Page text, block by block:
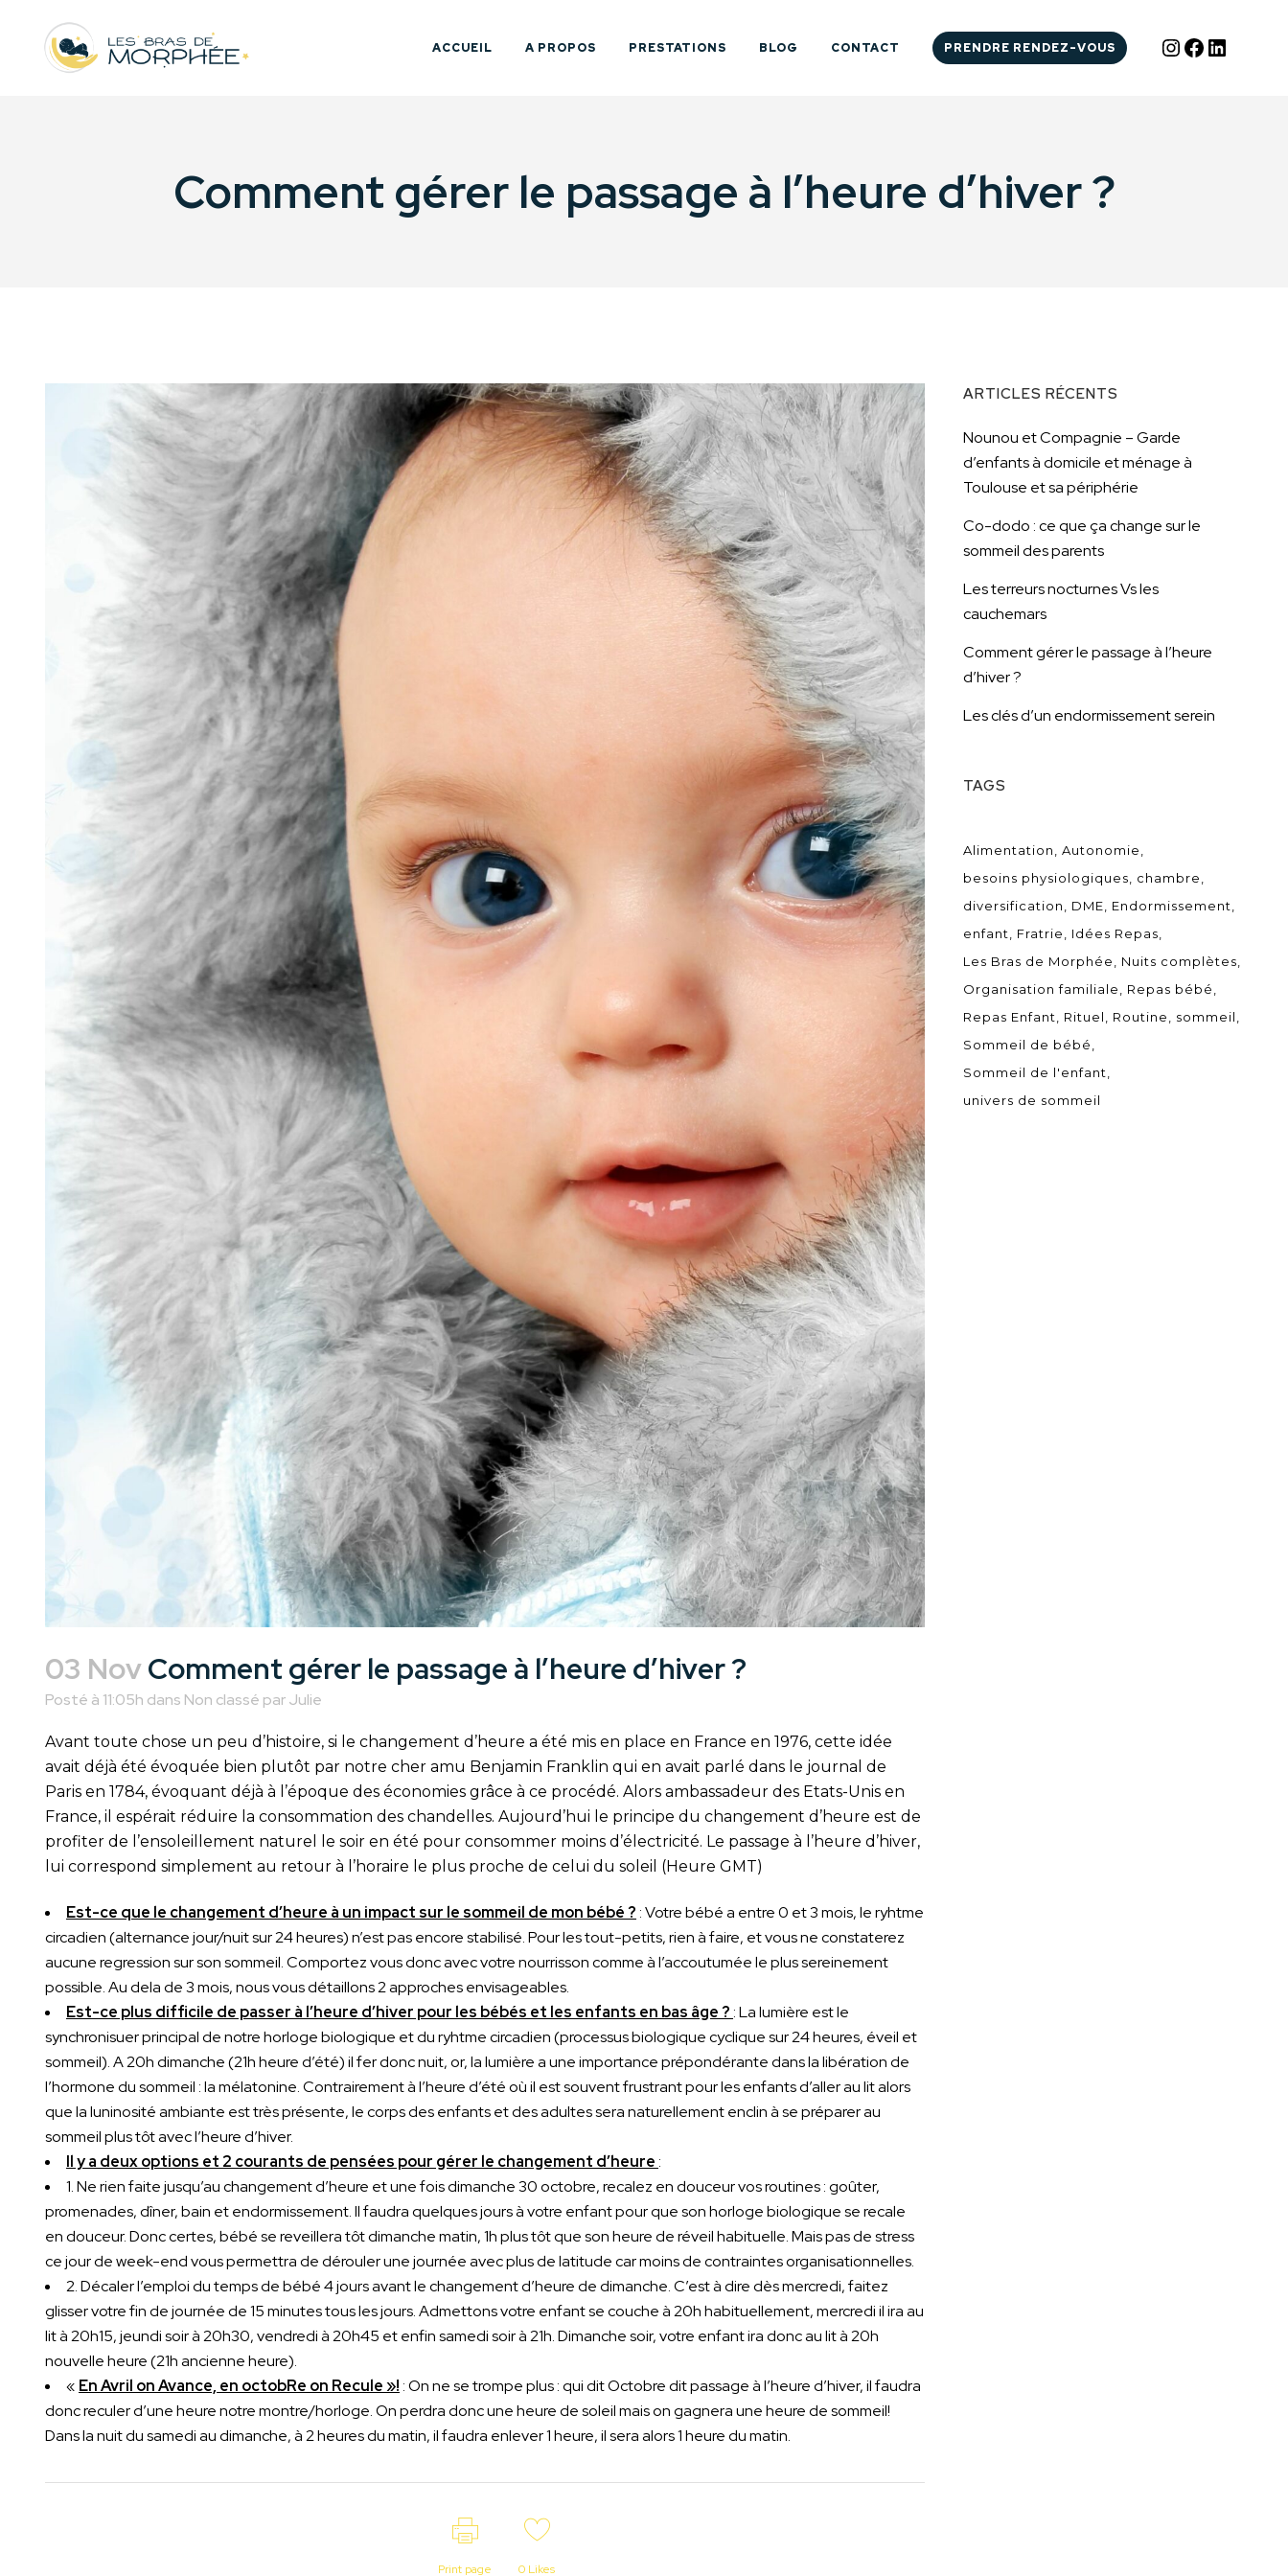
Instagram
Facebook
ACCUEIL A PROPOS PRESTATIONS BLOG CONTACT PRENDRE RENDEZ-VOUS
Comment gérer le passage à l’heure d’hiver ?
03 NovComment gérer le passage à l’heure d’hiver ?
Posté à 11:05h dans Non classé parJulie
Avant toute chose un peu d’histoire, si le changement d’heure a été mis en place en France en 1976, cette idée
avait déjà été évoquée bien plutôt par notre cher amu Benjamin Franklin qui en avait parlé dans le journal de
Paris en 1784, évoquant déjà à l’époque des économies grâce à ce procédé. Alors ambassadeur des Etats-Unis en
France, il espérait réduire la consommation des chandelles. Aujourd’hui le principe du changement d’heure est de
profiter de l’ensoleillement naturel le soir en été pour consommer moins d’électricité. Le passage à l’heure d’hiver,
lui correspond simplement au retour à l’horaire le plus proche de celui du soleil (Heure GMT)
Est-ce que le changement d’heure à un impact sur le sommeil de mon bébé ? : Votre bébé a entre 0 et 3 mois, le ryhtme
circadien (alternance jour/nuit sur 24 heures) n’est pas encore stabilisé. Pour les tout-petits, rien à faire, et vous ne constaterez
aucune regression sur son sommeil. Comportez vous donc avec votre nourrisson comme à l’accoutumée le plus sereinement
possible. Au dela de 3 mois, nous vous détaillons 2 approches envisageables.
Est-ce plus difficile de passer à l’heure d’hiver pour les bébés et les enfants en bas âge ? : La lumière est le
synchronisuer principal de notre horloge biologique et du ryhtme circadien (processus biologique cyclique sur 24 heures, éveil et
sommeil). A 20h dimanche (21h heure d’été) il fer donc nuit, or, la lumière a une importance prépondérante dans la libération de
l’hormone du sommeil : la mélatonine. Contrairement à l’heure d’été où il est souvent frustrant pour les enfants d’aller au lit alors
que la luninosité ambiante est très présente, le corps des enfants et des adultes sera naturellement enclin à se préparer au
sommeil plus tôt avec l’heure d’hiver.
Il y a deux options et 2 courants de pensées pour gérer le changement d’heure :
1. Ne rien faite jusqu’au changement d’heure et une fois dimanche 30 octobre, recalez en douceur vos routines : goûter,
promenades, dîner, bain et endormissement. Il faudra quelques jours à votre enfant pour que son horloge biologique se recale
en douceur. Donc certes, bébé se reveillera tôt dimanche matin, 1h plus tôt que son heure de réveil habituelle. Mais pas de stress
ce jour de week-end vous permettra de dérouler une journée avec plus de latitude car moins de contraintes organisationnelles.
2. Décaler l’emploi du temps de bébé 4 jours avant le changement d’heure de dimanche. C’est à dire dès mercredi, faitez
glisser votre fin de journée de 15 minutes tous les jours. Admettons votre enfant se couche à 20h habituellement, mercredi il ira au
lit à 20h15, jeundi soir à 20h30, vendredi à 20h45 et enfin samedi soir à 21h. Dimanche soir, votre enfant ira donc au lit à 20h
nouvelle heure (21h ancienne heure).
« En Avril on Avance, en octobRe on Recule »! : On ne se trompe plus : qui dit Octobre dit passage à l’heure d’hiver, il faudra
donc reculer d’une heure notre montre/horloge. On perdra donc une heure de soleil mais on gagnera une heure de sommeil!
Dans la nuit du samedi au dimanche, à 2 heures du matin, il faudra enlever 1 heure, il sera alors 1 heure du matin.
Print page 0 Likes
ARTICLES RÉCENTS
Nounou et Compagnie – Garde
d’enfants à domicile et ménage à
Toulouse et sa périphérie
Co-dodo : ce que ça change sur le
sommeil des parents
Les terreurs nocturnes Vs les
cauchemars
Comment gérer le passage à l’heure
d’hiver ?
Les clés d’un endormissement serein
TAGS
Alimentation
Autonomie
besoins physiologiques
chambre
diversification
DME
Endormissement
enfant
Fratrie
Idées Repas
Les Bras de Morphée
Nuits complètes
Organisation familiale
Repas bébé
Repas Enfant
Rituel Routine
sommeil
Sommeil de bébé
Sommeil de l'enfant
univers de sommeil